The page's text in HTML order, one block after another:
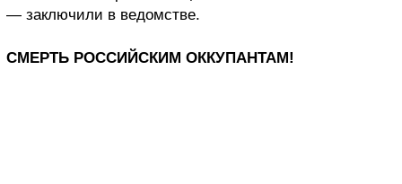
— заключили в ведомстве.
СМЕРТЬ РОССИЙСКИМ ОККУПАНТАМ!